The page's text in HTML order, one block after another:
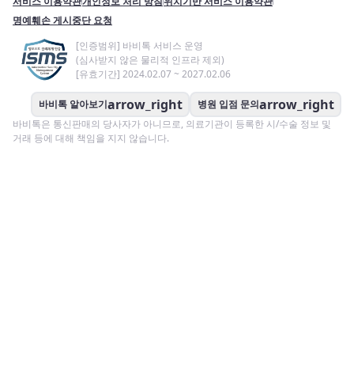
명예훼손 게시중단 요청
[인증범위] 바비톡 서비스 운영
(심사받지 않은 물리적 인프라 제외)
[유효기간] 2024.02.07 ~ 2027.02.06
바비톡 알아보기arrow_right 병원 입점 문의arrow_right
바비톡은 통신판매의 당사자가 아니므로, 의료기관이 등록한 시/수술 정보 및
거래 등에 대해 책임을 지지 않습니다.